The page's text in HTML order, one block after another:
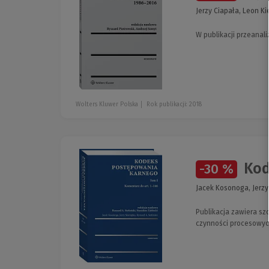
Jerzy Ciapała, Leon
W publikacji
Wolters Kluwer Polska Rok publikacji: 2018
-30 %
Jacek Kosonoga,
Publikacja zawiera
czynności